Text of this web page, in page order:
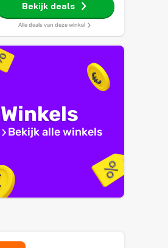
Bekijk deals
Alle deals van deze winkel
Winkels
Bekijk alle winkels